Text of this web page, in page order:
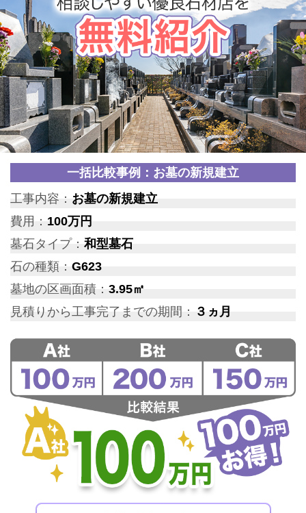
一括比較事例：お墓の新規建立
工事内容： お墓の新規建立
費用： 100万円
墓石タイプ：和型墓石
石の種類： G623
墓地の区画面積： 3.95㎡
見積りから工事完了までの期間： ３ヵ月